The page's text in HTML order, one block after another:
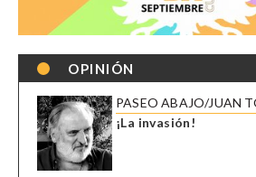
OPINIÓN
PASEO ABAJO/JUAN
¡La invasión!